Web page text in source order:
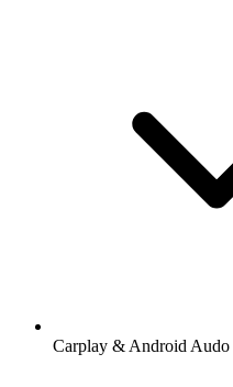
Carplay & Android Audo